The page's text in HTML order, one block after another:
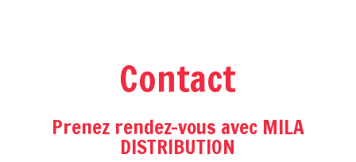
Contact
Prenez rendez-vous avec MILA
DISTRIBUTION